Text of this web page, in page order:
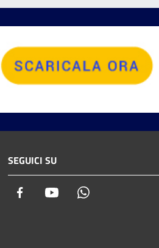
SEGUICI SU
Facebook Youtube